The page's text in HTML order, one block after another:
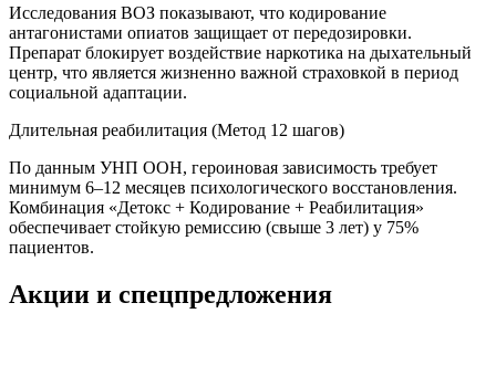
Исследования ВОЗ показывают, что кодирование
антагонистами опиатов защищает от передозировки.
Препарат блокирует воздействие наркотика на дыхательный
центр, что является жизненно важной страховкой в период
социальной адаптации.
Длительная реабилитация (Метод 12 шагов)
По данным УНП ООН, героиновая зависимость требует
минимум 6–12 месяцев психологического восстановления.
Комбинация «Детокс + Кодирование + Реабилитация»
обеспечивает стойкую ремиссию (свыше 3 лет) у 75%
пациентов.
Акции и спецпредложения